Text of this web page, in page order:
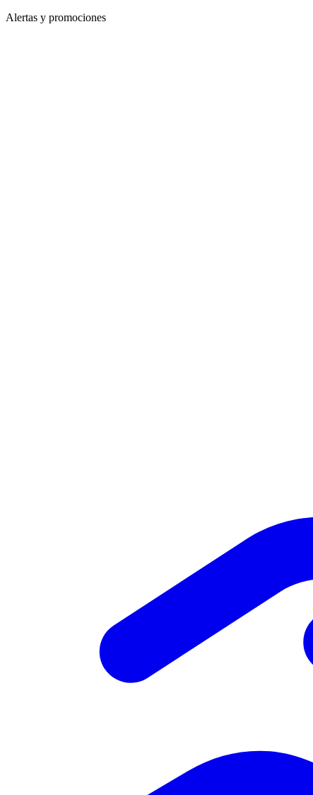
Alertas y promociones